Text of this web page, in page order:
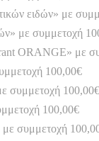
ειδών» με
με συμμετοχή
ORANGE» με
100,00€
συμμετοχή 100,00€
100,00€
συμμετοχή